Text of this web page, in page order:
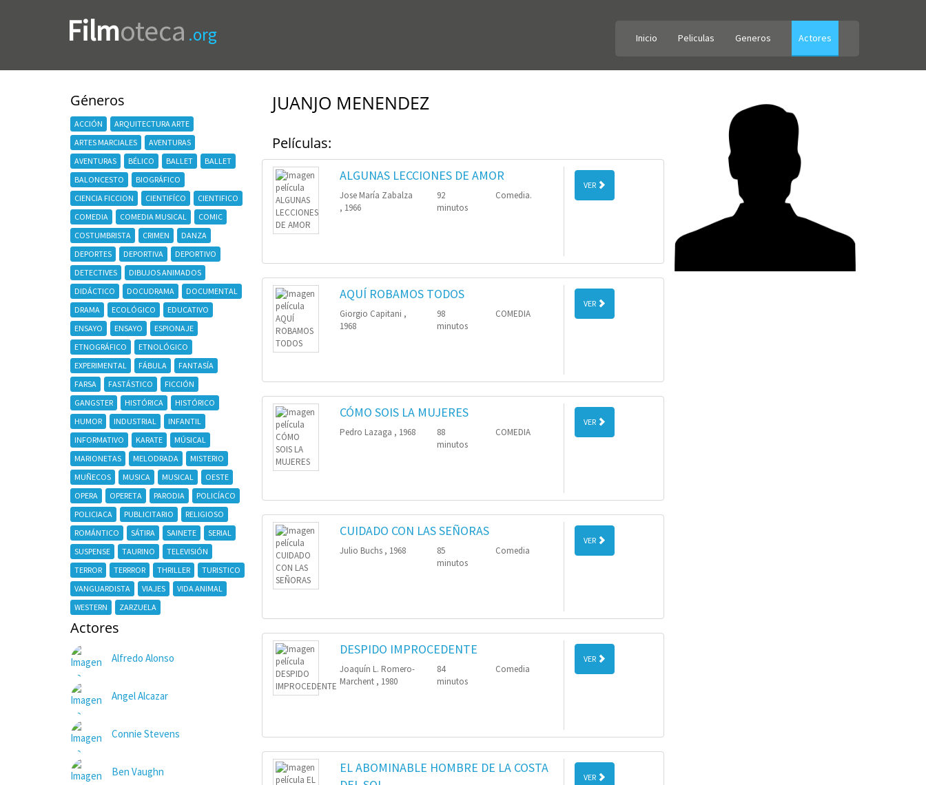
Filmoteca .org Inicio Peliculas Generos Actores
Géneros
ACCIÓN
ARQUITECTURA ARTE
ARTES MARCIALES
AVENTURAS
AVENTURAS
BÉLICO BALLET
BALLET
BALONCESTO
BIOGRÁFICO
CIENCIA FICCION
CIENTIFÍCO
CIENTIFICO
COMEDIA
COMEDIA MUSICAL
COMIC
COSTUMBRISTA
CRIMEN
DANZA
DEPORTES
DEPORTIVA
DEPORTIVO
DETECTIVES
DIBUJOS ANIMADOS
DIDÁCTICO
DOCUDRAMA
DOCUMENTAL
DRAMA
ECOLÓGICO
EDUCATIVO
ENSAYO
ENSAYO
ESPIONAJE
ETNOGRÁFICO
ETNOLÓGICO
EXPERIMENTAL
FÁBULA
FANTASÍA
FARSA
FASTÁSTICO
FICCIÓN
GANGSTER
HISTÓRICA
HISTÓRICO
HUMOR
INDUSTRIAL
INFANTIL
INFORMATIVO
KARATE
MÚSICAL
MARIONETAS
MELODRADA
MISTERIO
MUÑECOS
MUSICA MUSICAL
OESTE
OPERA
OPERETA PARODIA
POLICÍACO
POLICIACA
PUBLICITARIO
RELIGIOSO
ROMÁNTICO
SÁTIRA SAINETE
SERIAL
SUSPENSE
TAURINO
TELEVISIÓN
TERROR
TERRROR THRILLER
TURISTICO
VANGUARDISTA
VIAJES
VIDA ANIMAL
WESTERN
ZARZUELA
Actores
Alfredo Alonso
Angel Alcazar
Connie Stevens
Ben Vaughn
JUANJO MENENDEZ
Películas:
ALGUNAS LECCIONES DE AMOR
Jose María Zabalza
, 1966
92
minutos
Comedia.
VER
AQUÍ ROBAMOS TODOS
Giorgio Capitani ,
1968
98
minutos
COMEDIA
VER
CÓMO SOIS LA MUJERES
Pedro Lazaga , 1968
88
minutos
COMEDIA
VER
CUIDADO CON LAS SEÑORAS
Julio Buchs , 1968
85
minutos
Comedia
VER
DESPIDO IMPROCEDENTE
Joaquín L. Romero-
Marchent , 1980
84
minutos
Comedia
VER
EL ABOMINABLE HOMBRE DE LA COSTA
VER